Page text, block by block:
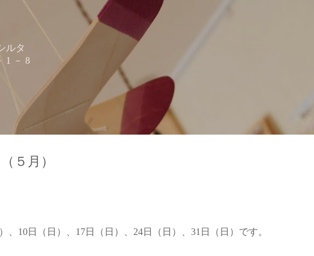
スキップしてメイン コンテンツに移動
ルタ
1 － 8
５月）
、10日（日）、17日（日）、24日（日）、31日（日）です。